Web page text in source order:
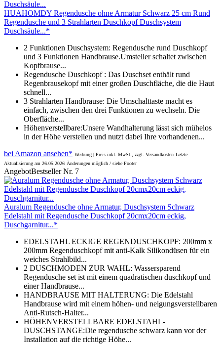
HUAHOMDY Regendusche ohne Armatur Schwarz 25 cm Rund
Regendusche und 3 Strahlarten Duschkopf Duschsystem
Duschsäule...*
2 Funktionen Duschsystem: Regendusche rund Duschkopf
und 3 Funktionen Handbrause.Umsteller schaltet zwischen
Kopfbrause...
Regendusche Duschkopf : Das Duschset enthält rund
Regenbrausekopf mit einer großen Duschfläche, die die Haut
schnell...
3 Strahlarten Handbrause: Die Umschalttaste macht es
einfach, zwischen den drei Funktionen zu wechseln. Die
Oberfläche...
Höhenverstellbare:Unsere Wandhalterung lässt sich mühelos
in der Höhe verstellen und nutzt dabei Ihre vorhandenen...
bei Amazon ansehen* Werbung | Preis inkl. MwSt., zzgl. Versandkosten Letzte
Aktualisierung am 26.05.2026 Änderungen möglich / siehe Footer
AngebotBestseller Nr. 7
Auralum Regendusche ohne Armatur, Duschsystem Schwarz
Edelstahl mit Regendusche Duschkopf 20cmx20cm eckig,
Duschgarnitur...*
EDELSTAHL ECKIGE REGENDUSCHKOPF: 200mm x
200mm Regenduschkopf mit anti-Kalk Silikondüsen für ein
weiches Strahlbild...
2 DUSCHMODEN ZUR WAHL: Wassersparend
Regendusche set ist mit einem quadratischen duschkopf und
einer Handbrause...
HANDBRAUSE MIT HALTERUNG: Die Edelstahl
Handbrause wird mit einem höhen- und neigungsverstellbaren
Anti-Rutsch-Halter...
HÖHENVERSTELLBARE EDELSTAHL-
DUSCHSTANGE:Die regendusche schwarz kann vor der
Installation auf die richtige Höhe...